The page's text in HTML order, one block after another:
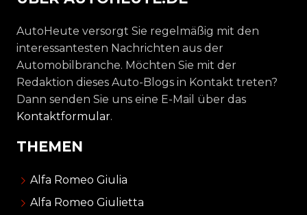
AutoHeute versorgt Sie regelmäßig mit den
interessantesten Nachrichten aus der
Automobilbranche. Möchten Sie mit der
Redaktion dieses Auto-Blogs in Kontakt treten?
Dann senden Sie uns eine E-Mail über das
Kontaktformular.
THEMEN
Alfa Romeo Giulia
Alfa Romeo Giulietta